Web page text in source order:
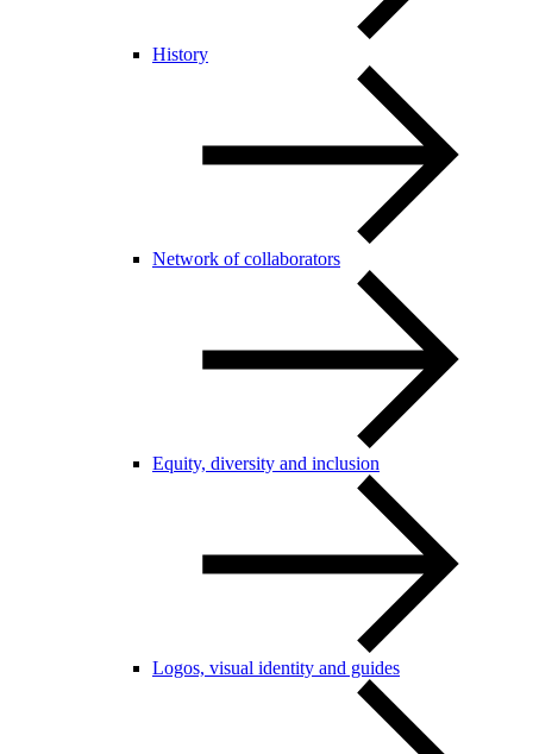
History
Network of collaborators
Equity, diversity and inclusion
Logos, visual identity and guides